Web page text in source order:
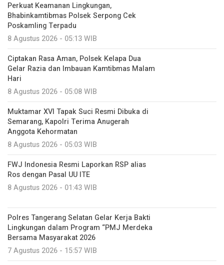
Perkuat Keamanan Lingkungan,
Bhabinkamtibmas Polsek Serpong Cek
Poskamling Terpadu
8 Agustus 2026 - 05:13 WIB
Ciptakan Rasa Aman, Polsek Kelapa Dua
Gelar Razia dan Imbauan Kamtibmas Malam
Hari
8 Agustus 2026 - 05:08 WIB
Muktamar XVI Tapak Suci Resmi Dibuka di
Semarang, Kapolri Terima Anugerah
Anggota Kehormatan
8 Agustus 2026 - 05:03 WIB
FWJ Indonesia Resmi Laporkan RSP alias
Ros dengan Pasal UU ITE
8 Agustus 2026 - 01:43 WIB
Polres Tangerang Selatan Gelar Kerja Bakti
Lingkungan dalam Program “PMJ Merdeka
Bersama Masyarakat 2026
7 Agustus 2026 - 15:57 WIB